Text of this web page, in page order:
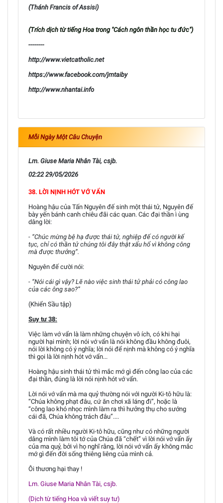
(Thánh Francis of Assisi)
(Trích dịch từ tiếng Hoa trong "Cách ngôn thần học tu đức")
--------
http://www.vietcatholic.net
https://www.facebook.com/jmtaiby
http://www.nhantai.info
Mỗi Ngày Một Câu Chuyện
Lm. Giuse Maria Nhân Tài, csjb.
02:22 29/05/2026
38. LỜI NỊNH HÓT VỚ VẨN
Hoàng hậu của Tấn Nguyên đế sinh một thái tử, Nguyên đế
bày yến bánh canh chiêu đãi các quan. Các đại thần ì ùng
dâng lời:
- “Chúc mừng bệ hạ được thái tử, nghiệp đế có người kế
tục, chỉ có thần tử chúng tôi đây thật xấu hổ vì không công
mà được thưởng”.
Nguyên đế cười nói:
- “Nói cái gì vậy? Lẽ nào việc sinh thái tử phải có công lao
của các ông sao?”
(Khiển Sầu tập)
Suy tư 38:
Việc làm vớ vẩn là làm những chuyện vô ích, có khi hại
người hại mình; lời nói vớ vẩn là nói không đầu không đuôi,
nói lời không có ý nghĩa; lời nói để nịnh mà không có ý nghĩa
thì gọi là lời nịnh hót vớ vẩn...
Hoàng hậu sinh thái tử thì mắc mớ gì đến công lao của các
đại thần, đúng là lời nói nịnh hót vớ vẩn.
Lời nói vớ vẩn mà ma quỷ thường nói với người Ki-tô hữu là:
“Chúa không phạt đâu, cứ ăn chơi xã láng đi”, hoặc là
“công lao khó nhọc mình làm ra thì hưởng thụ cho sướng
cái đã, Chúa không trách đâu”....
Và có rất nhiều người Ki-tô hữu, cũng như có những người
dâng mình làm tôi tớ của Chúa đã “chết” vì lời nói vớ vẩn ấy
của ma quỷ, bởi vì họ nghĩ rằng, lời nói vớ vẩn ấy không mắc
mớ gì đến đời sống thiêng liêng của mình cả.
Ôi thương hại thay !
Lm. Giuse Maria Nhân Tài, csjb.
(Dịch từ tiếng Hoa và viết suy tư)